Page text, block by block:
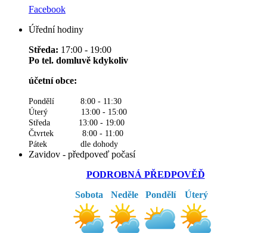
Facebook
Úřední hodiny
Středa: 17:00 - 19:00
Po tel. domluvě kdykoliv
účetní obce:
Pondělí 8:00 - 11:30
Úterý 13:00 - 15:00
Středa 13:00 - 19:00
Čtvrtek 8:00 - 11:00
Pátek dle dohody
Zavidov - předpoveď počasí
PODROBNÁ PŘEDPOVĚĎ
Sobota
Neděle Pondělí Úterý